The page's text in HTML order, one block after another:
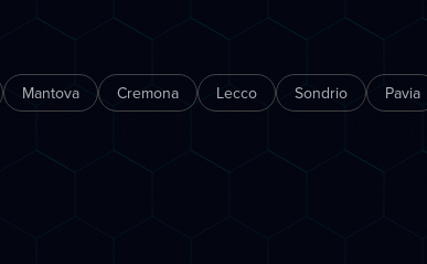
Mantova Cremona Lecco Sondrio Pavia